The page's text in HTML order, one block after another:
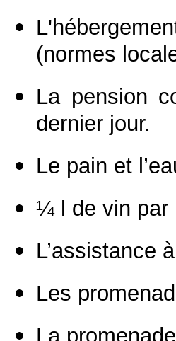
(normes
La pension
dernier jour.
Le pain et
¼ l de vin par
L’assistance
Les
La